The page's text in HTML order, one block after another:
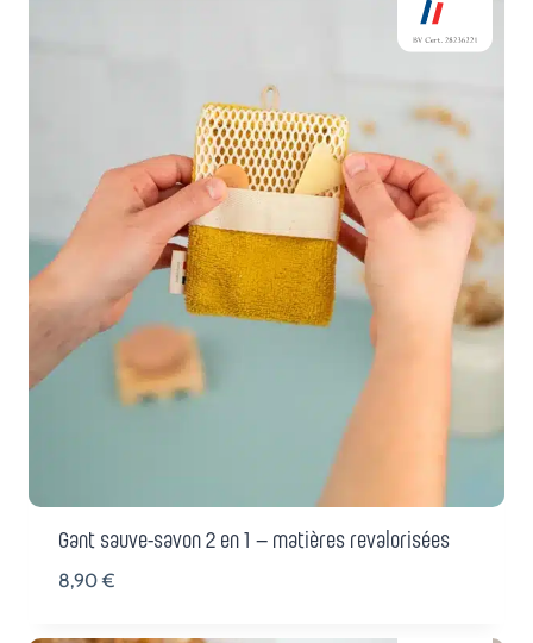
Gant sauve-savon 2 en 1 – matières revalorisées
8,90€